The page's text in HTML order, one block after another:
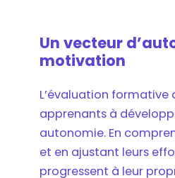
Un vecteur
motivation
L’évaluation formative
apprenants à
autonomie. En
et en ajustant leurs
progressent à leur